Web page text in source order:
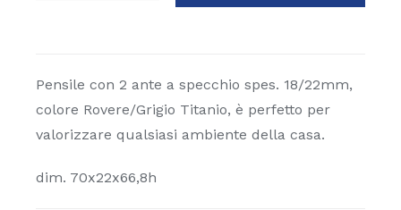
a
specchio
quantità
Pensile con 2 ante a specchio spes. 18/22mm,
colore Rovere/Grigio Titanio, è perfetto per
valorizzare qualsiasi ambiente della casa.
dim. 70x22x66,8h